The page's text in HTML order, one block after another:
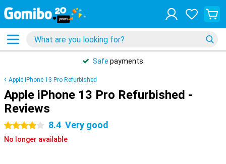
Safe payments
Apple iPhone 13 Pro Refurbished
Apple iPhone 13 Pro Refurbished -
Reviews
4 stars 8.4 Very good
No longer available